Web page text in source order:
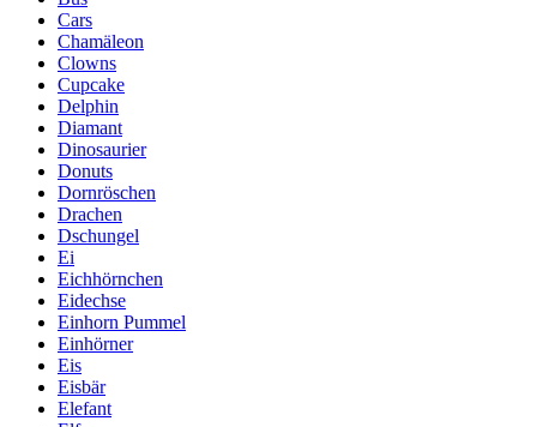
Cars
Chamäleon
Clowns
Cupcake
Delphin
Diamant
Dinosaurier
Donuts
Dornröschen
Drachen
Dschungel
Ei
Eichhörnchen
Eidechse
Einhorn Pummel
Einhörner
Eis
Eisbär
Elefant